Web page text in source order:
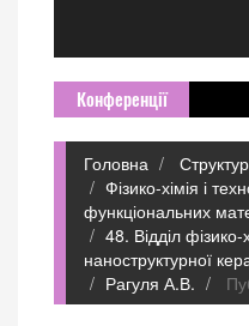
Конференції
Головна
Фізико-хімія і
функціональних
48. Відділ фізико-
наноструктурної
Рагуля А.В.